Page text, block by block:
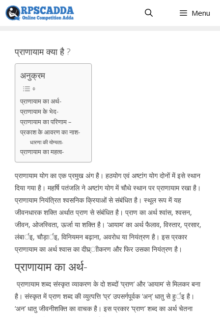
Skip
to
Menu
प्राणायाम क्या है ?
अनुक्रम
प्राणायाम का अर्थ-
प्राणायाम के भेद-
प्राणायाम का परिणाम –
प्रकाश के आवरण का नाश-
धारणा की योग्यता-
प्राणायाम का महत्व-
प्राणायाम योग का एक प्रमुख अंग है। हठयोग एवं अष्टांग योग दोनों में इसे स्थान
दिया गया है। महर्षि पतंजलि ने अष्टांग योग में चौथे स्थान पर प्राणायाम रखा है।
प्राणायाम नियंत्रित श्वसनिक क्रियाओं से संबंधित है। स्थूल रूप में यह
जीवनधारक शक्ति अर्थात प्राण से संबंधित है। प्राण का अर्थ श्वांस, श्वसन,
जीवन, ओजस्विता, ऊर्जा या शक्ति है। ‘आयाम’ का अर्थ फैलाव, विस्तार, प्रसार,
लंबार्इ, चौड़ार्इ, विनियमन बढ़ाना, अवरोध या नियंत्रण है। इस प्रकार
प्राणायाम का अर्थ श्वास का दीघ्र्ाीकरण और फिर उसका नियंत्रण है।
प्राणायाम का अर्थ-
प्राणायाम शब्द संस्कृत व्याकरण के दो शब्दों ‘प्राण’ और ‘आयाम’ से मिलकर बना
है। संस्कृत में प्राण शब्द की व्युत्पत्ति ‘प्र’ उपसर्गपूर्वक ‘अन्’ धातु से हुर्इ है।
‘अन’ धातु जीवनीशक्ति का वाचक है। इस प्रकार ‘प्राण’ शब्द का अर्थ चेतना